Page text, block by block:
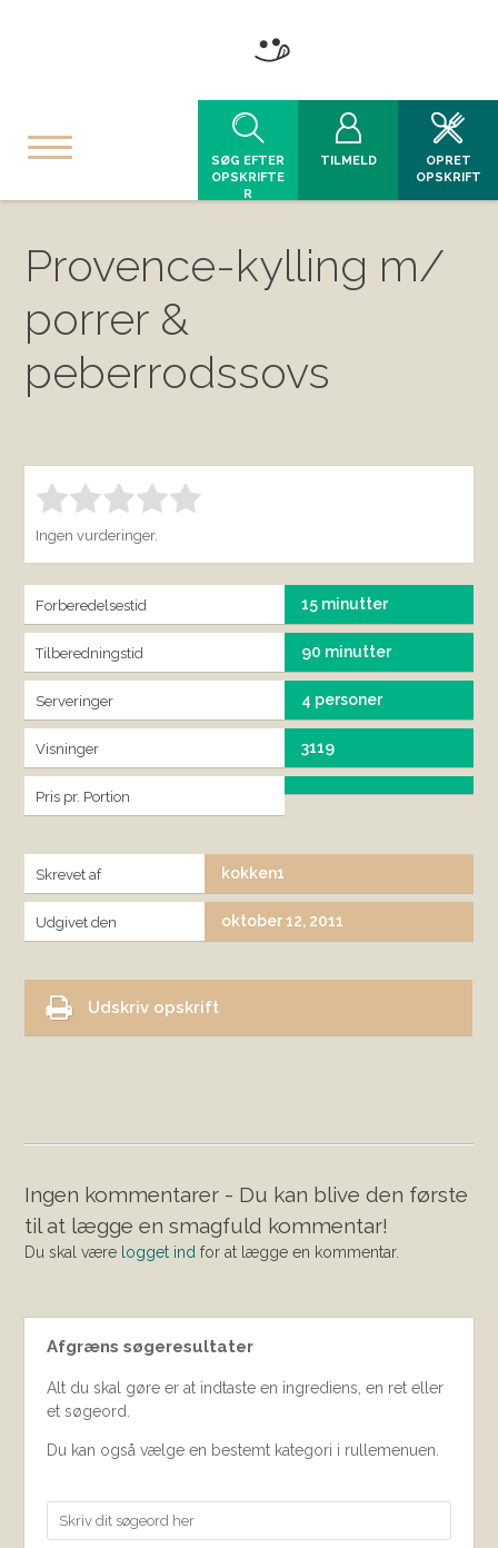
SØG EFTER
OPSKRIFTE
R
TILMELD
OPRET
OPSKRIFT
Provence-kylling m/
porrer &
peberrodssovs
Bedøm denne vare: 1.00
Ingen vurderinger.
Forberedelsestid 15 minutter
Tilberedningstid 90 minutter
Serveringer 4 personer
Visninger 3119
Pris pr. Portion
Skrevet af kokken1
Udgivet den oktober 12, 2011
Udskriv opskrift
Ingen kommentarer - Du kan blive den første
til at lægge en smagfuld kommentar!
Du skal være logget ind for at lægge en kommentar.
Afgræns søgeresultater
Alt du skal gøre er at indtaste en ingrediens, en ret eller
et søgeord.
Du kan også vælge en bestemt kategori i rullemenuen.